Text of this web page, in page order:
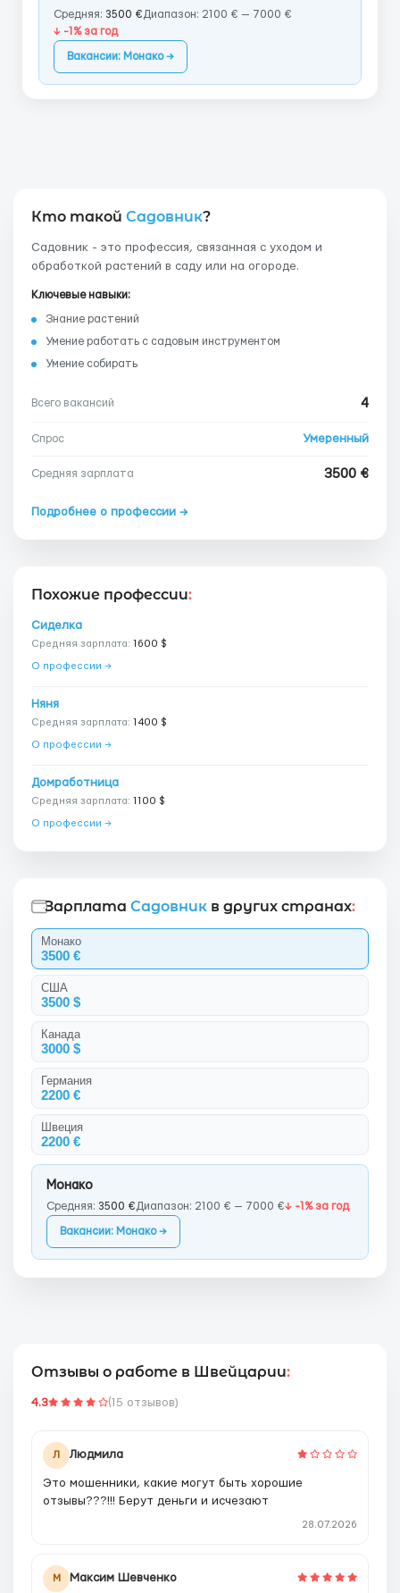
Средняя: 3500 € Диапазон: 2100 € — 7000 €
↓ -1% за год
Вакансии: Монако →
Кто такой Садовник?
Садовник - это профессия, связанная с уходом и
обработкой растений в саду или на огороде.
Ключевые навыки:
Знание растений
Умение работать с садовым инструментом
Умение собирать
Всего вакансий 4
Спрос Умеренный
Средняя зарплата 3500 €
Подробнее о профессии →
Похожие профессии:
Сиделка
Средняя зарплата: 1600 $
О профессии →
Няня
Средняя зарплата: 1400 $
О профессии →
Домработница
Средняя зарплата: 1100 $
О профессии →
Зарплата Садовник в других странах:
Монако
3500 €
США
3500 $
Канада
3000 $
Германия
2200 €
Швеция
2200 €
Монако
Средняя: 3500 € Диапазон: 2100 € — 7000 €↓ -1% за год
Вакансии: Монако →
Отзывы о работе в Швейцарии:
4.3 (15 отзывов)
Л Людмила
Это мошенники, какие могут быть хорошие
отзывы???!!! Берут деньги и исчезают
28.07.2026
М Максим Шевченко